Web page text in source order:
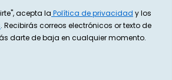
acepta la Política de privacidad y los
. Recibirás correos electrónicos or texto de
darte de baja en cualquier momento.